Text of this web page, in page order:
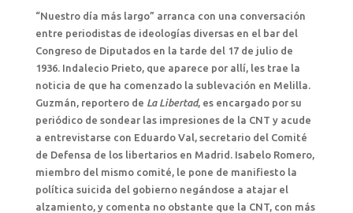
“Nuestro día más largo” arranca con una conversación
entre periodistas de ideologías diversas en el bar del
Congreso de Diputados en la tarde del 17 de julio de
1936. Indalecio Prieto, que aparece por allí, les trae la
noticia de que ha comenzado la sublevación en Melilla.
Guzmán, reportero de La Libertad, es encargado por su
periódico de sondear las impresiones de la CNT y acude
a entrevistarse con Eduardo Val, secretario del Comité
de Defensa de los libertarios en Madrid. Isabelo Romero,
miembro del mismo comité, le pone de manifiesto la
política suicida del gobierno negándose a atajar el
alzamiento, y comenta no obstante que la CNT, con más